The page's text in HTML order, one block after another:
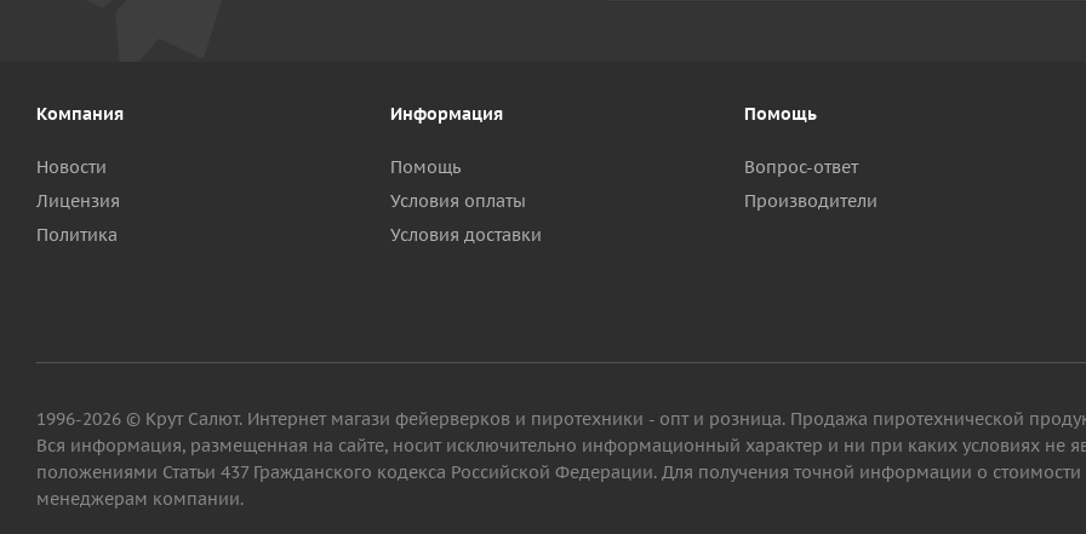
Компания
Новости
Лицензия
Политика
Информация
Помощь
Условия оплаты
Условия доставки
Помощь
Вопрос-ответ
Производители
1996-2026 © Крут Салют. Интернет магази фейерверков и пиротехники - опт и розница. Продажа пиротехнической
Вся информация, размещенная на сайте, носит исключительно информационный характер и ни при каких условиях не
положениями Статьи 437 Гражданского кодекса Российской Федерации. Для получения точной информации о стоимости
менеджерам компании.